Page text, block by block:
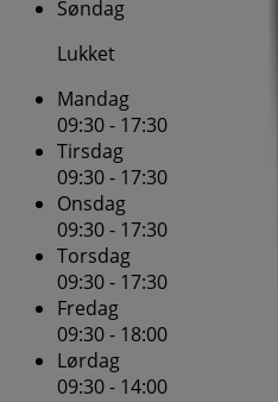
Søndag
Lukket
Mandag
09:30 - 17:30
Tirsdag
09:30 - 17:30
Onsdag
09:30 - 17:30
Torsdag
09:30 - 17:30
Fredag
09:30 - 18:00
Lørdag
09:30 - 14:00